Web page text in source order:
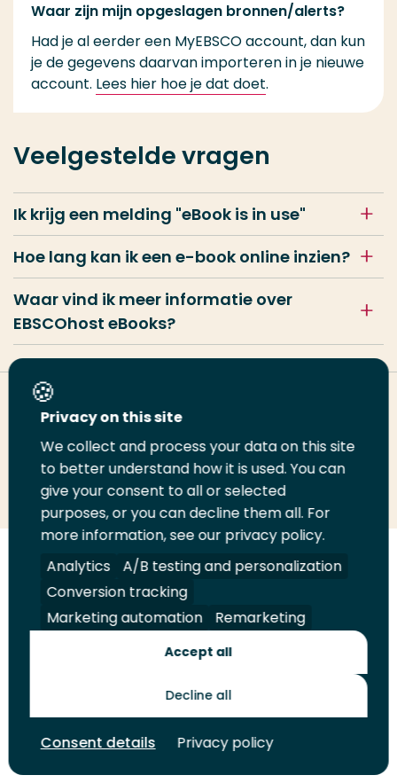
Waar zijn mijn opgeslagen bronnen/alerts?
Had je al eerder een MyEBSCO account, dan kun
je de gegevens daarvan importeren in je nieuwe
account. Lees hier hoe je dat doet.
Veelgestelde vragen
Ik krijg een melding "eBook is in use"
Hoe lang kan ik een e-book online inzien?
Waar vind ik meer informatie over
EBSCOhost eBooks?
Deel deze pagina
Deel
LinkedIn
Deel
op
Twitter
Deel
op
Facebook
Email
deze
pagina
Print
deze
pagina
Volg
ons
op
LinkedIn
Volg
ons
op
Facebook
Volg
ons
op
YouTube
Volg
ons
op
Instagram
Juridisch Security A-Z Index
Contact
Toekomstmakers
Privacy on this site
We collect and process your data on this site
to better understand how it is used. You can
give your consent to all or selected
purposes, or you can decline them all. For
more information, see our privacy policy.
Analytics
A/B testing and personalization
Conversion tracking
Marketing automation
Remarketing
Accept all
Decline all
Consent details Privacy policy